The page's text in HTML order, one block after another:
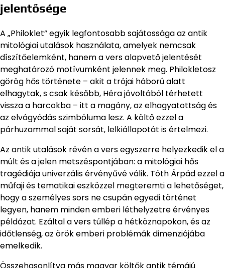
jelentősége
A „Philoklet” egyik legfontosabb sajátossága az antik
mitológiai utalások használata, amelyek nemcsak
díszítőelemként, hanem a vers alapvető jelentését
meghatározó motívumként jelennek meg. Philokletosz
görög hős története – akit a trójai háború alatt
elhagytak, s csak később, Héra jóvoltából térhetett
vissza a harcokba – itt a magány, az elhagyatottság és
az elvágyódás szimbóluma lesz. A költő ezzel a
párhuzammal saját sorsát, lelkiállapotát is értelmezi.
Az antik utalások révén a vers egyszerre helyezkedik el a
múlt és a jelen metszéspontjában: a mitológiai hős
tragédiája univerzális érvényűvé válik. Tóth Árpád ezzel a
műfaji és tematikai eszközzel megteremti a lehetőséget,
hogy a személyes sors ne csupán egyedi történet
legyen, hanem minden emberi léthelyzetre érvényes
példázat. Ezáltal a vers túllép a hétköznapokon, és az
időtlenség, az örök emberi problémák dimenziójába
emelkedik.